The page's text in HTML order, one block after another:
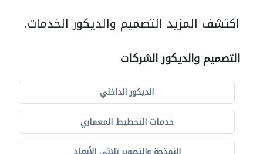
اكتشف المزيد التصميم والديكور الخدمات.
التصميم والديكور الشركات
الديكور الداخلي
خدمات التخطيط المعماري